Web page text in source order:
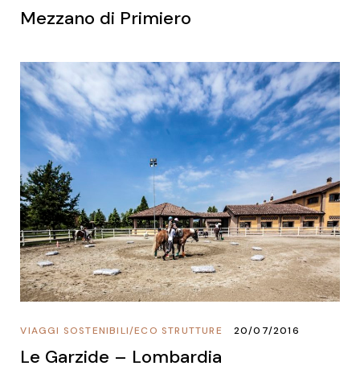
Mezzano di Primiero
ECO STRUTTURE
/
VIAGGI SOSTENIBILI 20/07/2016
Le Garzide – Lombardia